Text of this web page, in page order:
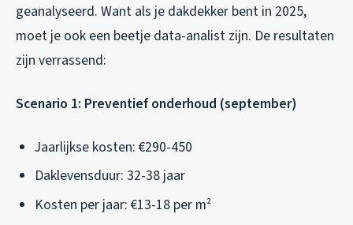
geanalyseerd. Want als je dakdekker bent in 2025,
moet je ook een beetje data-analist zijn. De resultaten
zijn verrassend:
Scenario 1: Preventief onderhoud (september)
Jaarlijkse kosten: €290-450
Daklevensduur: 32-38 jaar
Kosten per jaar: €13-18 per m²